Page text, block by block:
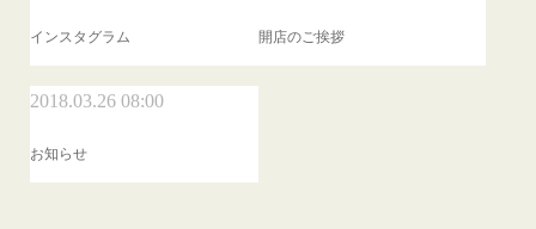
インスタグラム 開店のご挨拶
2018.03.26 08:00
お知らせ